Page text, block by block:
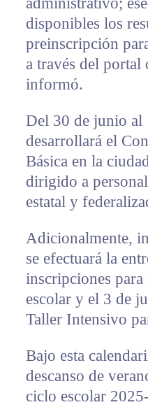
disponibles los
preinscripción
a través del
informó.
Del 30 de junio al
desarrollará el
Básica en la
dirigido a
estatal y
Adicionalmente,
se efectuará la
inscripciones
escolar y el 3 de
Taller Intensivo
Bajo esta
descanso de
ciclo escolar